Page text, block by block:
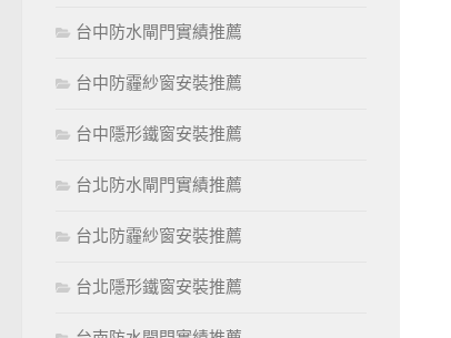
台中防水閘門實績推薦
台中防霾紗窗安裝推薦
台中隱形鐵窗安裝推薦
台北防水閘門實績推薦
台北防霾紗窗安裝推薦
台北隱形鐵窗安裝推薦